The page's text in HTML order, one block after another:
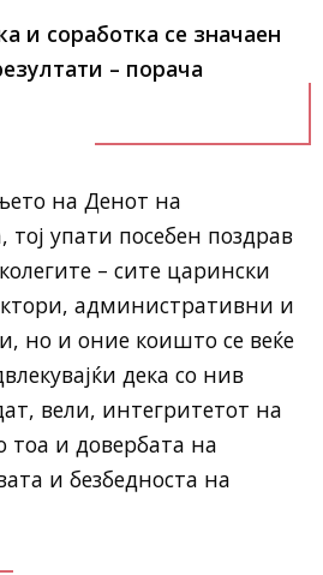
и соработка се значаен
– порача
на Денот на
упати посебен поздрав
– сите царински
административни и
но и оние коишто се веќе
дека со нив
вели, интегритетот на
тоа и довербата на
и безбедноста на